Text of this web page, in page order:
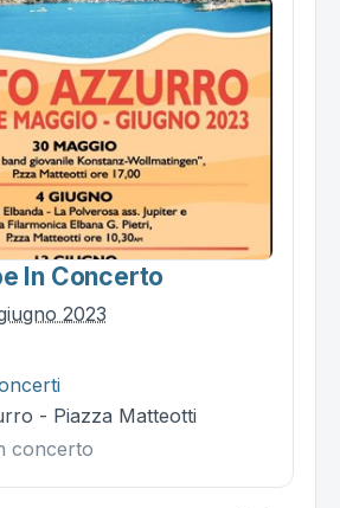
In Concerto
2023
- Piazza Matteotti
concerto